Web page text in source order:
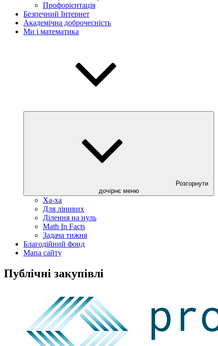
Профорієнтація
Безпечний Інтернет
Академічна доброчесність
Ми і математика
Розгорнути
дочірнє меню
Ха-ха
Для лінивих
Ділення на нуль
Math In Facts
Задача тижня
Благодійний фонд
Мапа сайту
Публічні закупівлі